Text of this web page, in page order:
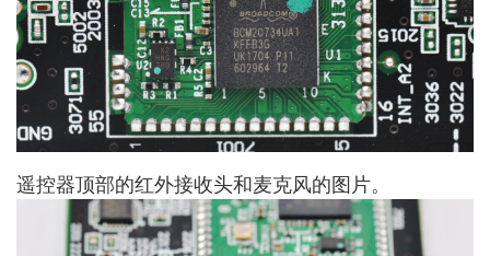
遥控器顶部的红外接收头和麦克风的图片。